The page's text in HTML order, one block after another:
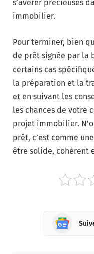
s’avérer précieuses
immobilier.
Pour terminer, bien
de prêt signée par la
certains cas
la préparation et la
et en suivant les
les chances de votre
projet immobilier.
prêt, c’est comme
être solide, cohérent